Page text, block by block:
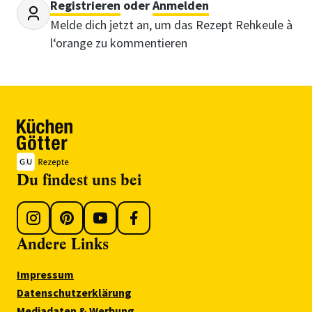
Registrieren oderAnmelden
Melde dich jetzt an, um das Rezept Rehkeule à
l‘orange zu kommentieren
Du findest uns bei
Andere Links
Impressum
Datenschutzerklärung